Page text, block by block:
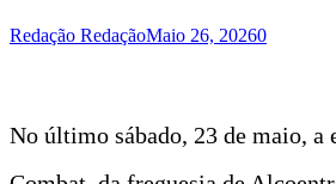
Redação RedaçãoMaio 26, 20260
No último sábado, 23 de maio, a